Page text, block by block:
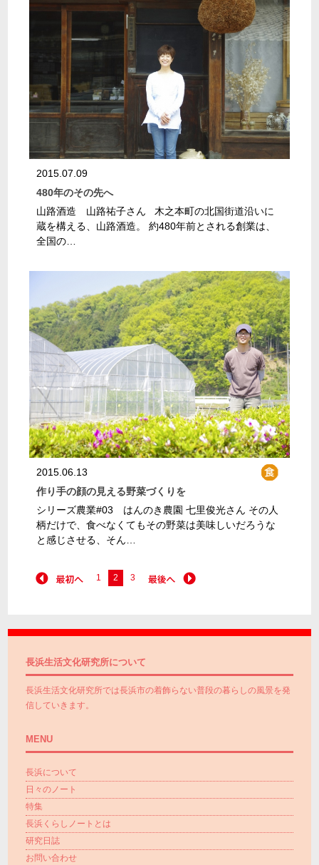
2015.07.09
480年のその先へ
山路酒造 山路祐子さん 木之本町の北国街道沿いに
蔵を構える、山路酒造。 約480年前とされる創業は、
全国の…
2015.06.13
作り手の顔の見える野菜づくりを
シリーズ農業#03 はんのき農園 七里俊光さん その人
柄だけで、食べなくてもその野菜は美味しいだろうな
と感じさせる、そん…
1 2 3
長浜生活文化研究所について
長浜生活文化研究所では長浜市の着飾らない普段の暮らしの風景を発
信していきます。
MENU
長浜について
日々のノート
特集
長浜くらしノートとは
研究日誌
お問い合わせ